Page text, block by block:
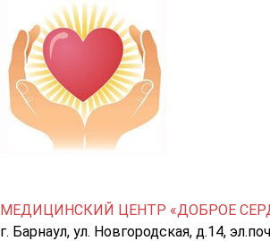
МЕДИЦИНСКИЙ ЦЕНТР «ДОБРОЕ
г. Барнаул, ул. Новгородская, д.14,